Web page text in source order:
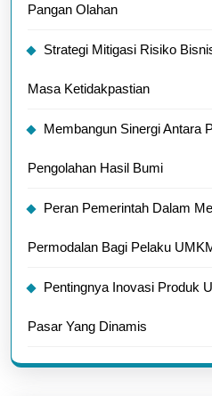
Pangan Olahan
Strategi Mitigasi Risiko
Masa Ketidakpastian
Membangun Sinergi Antara
Pengolahan Hasil Bumi
Peran Pemerintah Dalam
Permodalan Bagi Pelaku
Pentingnya Inovasi Produk
Pasar Yang Dinamis